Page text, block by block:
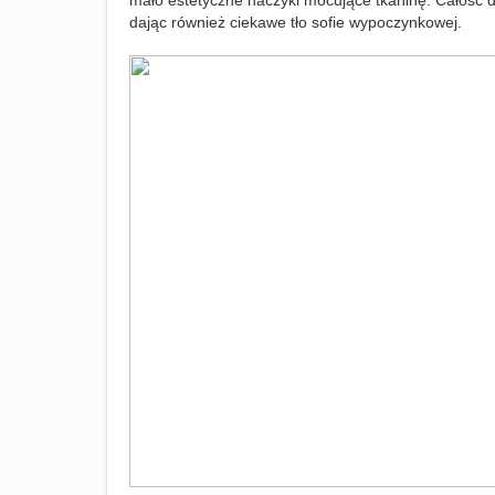
dając również ciekawe tło sofie wypoczynkowej.